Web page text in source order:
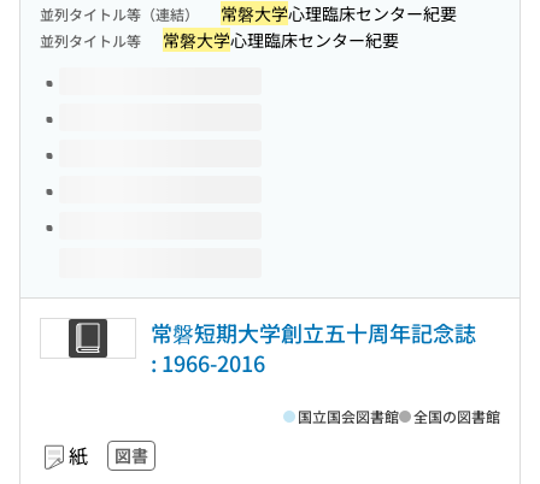
並列タイトル等（連結） 常磐大学心理臨床センター紀要
並列タイトル等 常磐大学心理臨床センター紀要
このタイトルの巻号
常磐短期大学創立五十周年記念誌
: 1966-2016
紙 図書
国立国会図書館 全国の図書館